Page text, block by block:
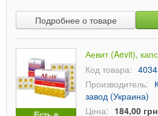
Подробнее о товаре
Аевит (Aevit),
Код товара: 4034
Производитель:
завод (Украина)
Цена: 184,00 грн